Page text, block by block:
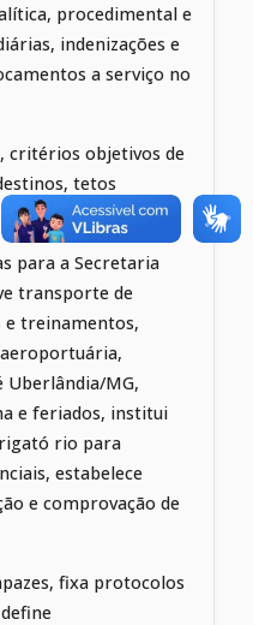
procedimental e
indenizações e
a serviço no
critérios objetivos de
tetos
para a Secretaria
transporte de
e treinamentos,
Uberlândia/MG,
e feriados, institui
rio para
estabelece
e comprovação de
fixa protocolos